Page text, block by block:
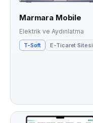
Marmara Mobile
Elektrik ve Aydınlatma
T-Soft E-Ticaret Sitesi